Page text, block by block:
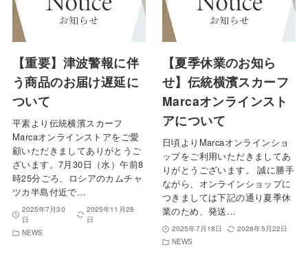
【重要】津波警報に伴
う商品のお届け遅延に
ついて
平素より伝統横濱スカーフ
Marcaオンラインストアをご愛
顧いただきましてありがとうご
ざいます。7月30日（水）午前8
時25分ごろ、ロシアのカムチャ
ツカ半島付近で…
2025年7月30
日
2025年11月28
日
NEWS
【夏季休業のお知ら
せ】伝統横濱スカーフ
Marcaオンラインスト
アについて
日頃よりMarcaオンラインショ
ップをご利用いただきましてあ
りがとうございます。 誠に勝手
ながら、オンラインショップに
つきましては下記の通り夏季休
業のため、発送…
2025年7月18日
2026年5月22日
NEWS